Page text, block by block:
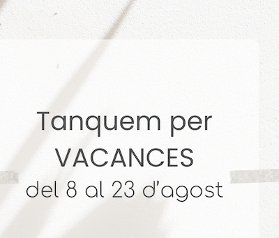
años Vendiendo Hogares. 4,9 🌟 Reseñas en